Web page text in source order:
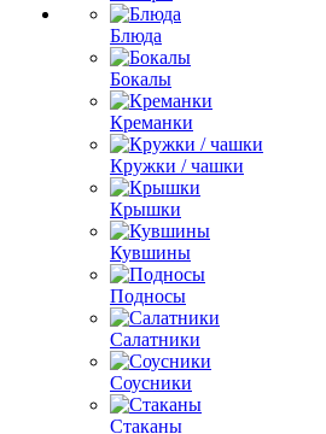
Блюда
Бокалы
Креманки
Кружки / чашки
Крышки
Кувшины
Подносы
Салатники
Соусники
Стаканы